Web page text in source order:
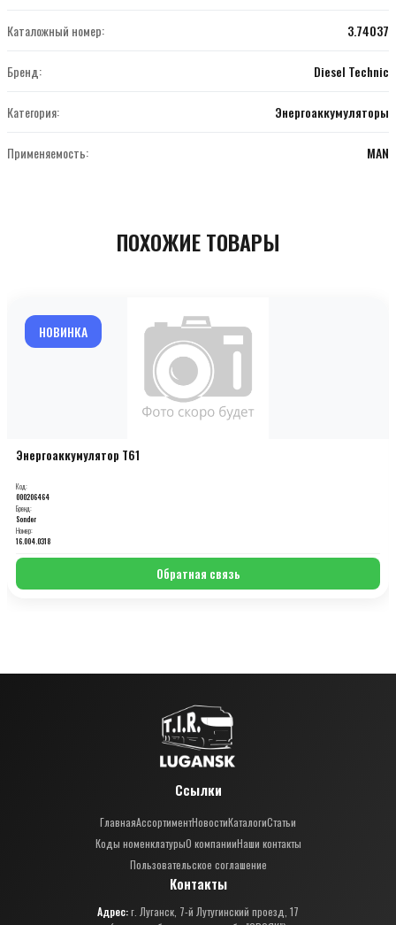
Каталожный номер: 3.74037
Бренд: Diesel Technic
Категория: Энергоаккумуляторы
Применяемость: MAN
ПОХОЖИЕ ТОВАРЫ
НОВИНКА
Энергоаккумулятор T61
Код:
000206464
Бренд:
Sonder
Номер:
16.004.0318
Обратная связь
Ссылки
ГлавнаяАссортиментНовостиКаталогиСтатьи
Коды номенклатурыО компанииНаши контакты
Пользовательское соглашение
Контакты
Адрес:г. Луганск, 7-й Лутугинский проезд, 17